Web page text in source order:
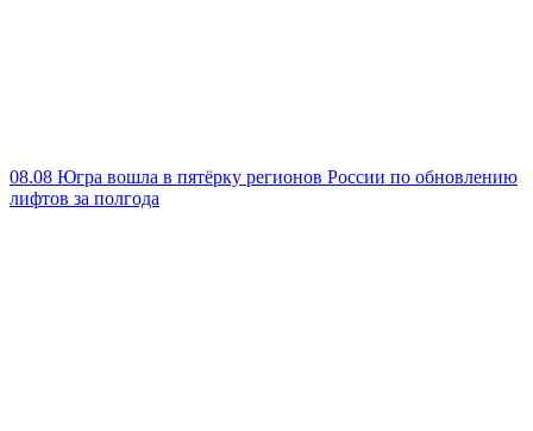
08.08 Югра вошла в пятёрку регионов России по обновлению
лифтов за полгода